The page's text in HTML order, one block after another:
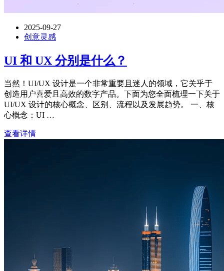
2025-09-27
创意灵感
UI 和 UX 分别是什么？
当然！UI/UX 设计是一个非常重要且迷人的领域，它关乎于
创造用户喜爱且高效的数字产品。下面为您全面梳理一下关于
UI/UX 设计的核心概念、区别、流程以及发展趋势。 一、核
心概念：UI …
查看详情